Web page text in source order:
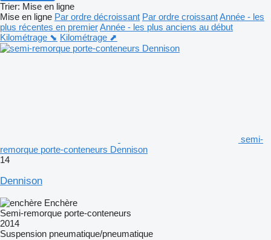
Trier: Mise en ligne
Mise en ligne Par ordre décroissant Par ordre croissantAnnée - les
plus récentes en premierAnnée - les plus anciens au début
Kilométrage ⬊ Kilométrage ⬈
semi-
remorque porte-conteneurs Dennison
14
Dennison
Enchère
Semi-remorque porte-conteneurs
2014
Suspension pneumatique/pneumatique